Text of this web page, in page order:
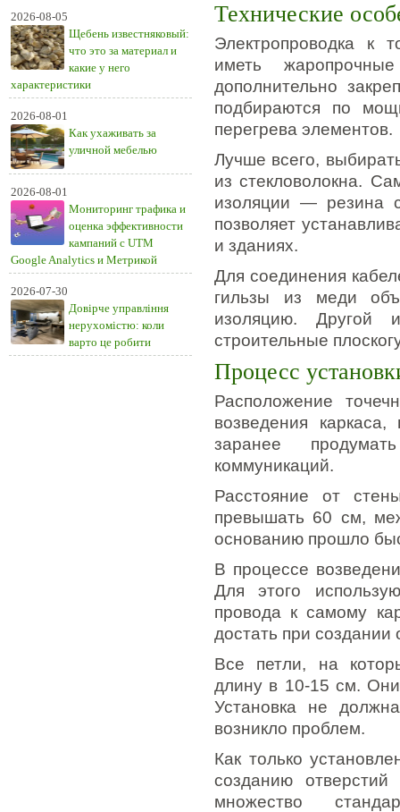
2026-08-05
Щебень известняковый:
что это за материал и
какие у него
характеристики
2026-08-01
Как ухаживать за
уличной мебелью
2026-08-01
Мониторинг трафика и
оценка эффективности
кампаний с UTM
Google Analytics и Метрикой
2026-07-30
Довірче управління
нерухомістю: коли
варто це робити
Технические
Электропроводка к
иметь
дополнительно
подбираются по
перегрева элементов.
Лучше всего,
из стекловолокна.
изоляции — резина
позволяет
и зданиях.
Для соединения
гильзы из меди
изоляцию. Другой
строительные
Процесс
Расположение
возведения
заранее
коммуникаций.
Расстояние от
превышать 60 см,
основанию прошло
В процессе
Для этого
провода к самому
достать при создании
Все петли, на
длину в 10-15 см. Они
Установка не
возникло проблем.
Как только
созданию
множество